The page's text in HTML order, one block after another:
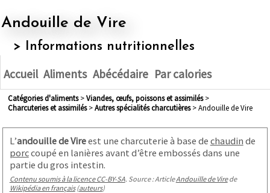
Andouille de Vire
> Informations nutritionnelles
Accueil Aliments Abécédaire Par calories
Catégories d'aliments> viandes, œufs, poissons et assimilés>
charcuteries et assimilés> autres spécialités charcutières> Andouille de Vire
L’andouille de Vireest une charcuterie à base de chaudin de
porccoupé en lanières avant d’être embossés dans une
partie du gros intestin.
Contenu soumis à la licence CC-BY-SA. Source : ArticleAndouille de Virede
Wikipédia en français(auteurs)